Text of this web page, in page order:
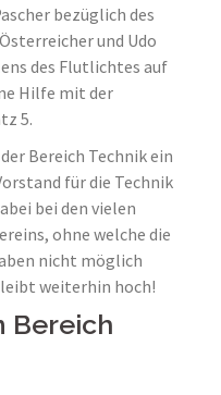
bezüglich des
und Udo
des Flutlichtes auf
Hilfe mit der
5.
Bereich Technik ein
für die Technik
bei den vielen
ohne welche die
nicht möglich
weiterhin hoch!
Bereich